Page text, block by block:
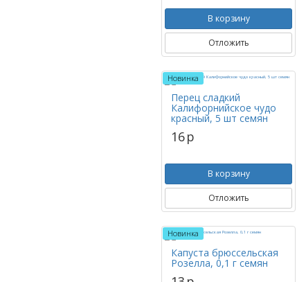
В корзину
Отложить
Новинка
Перец сладкий
Калифорнийское чудо
красный, 5 шт семян
16p
В корзину
Отложить
Новинка
Капуста брюссельская
Розелла, 0,1 г семян